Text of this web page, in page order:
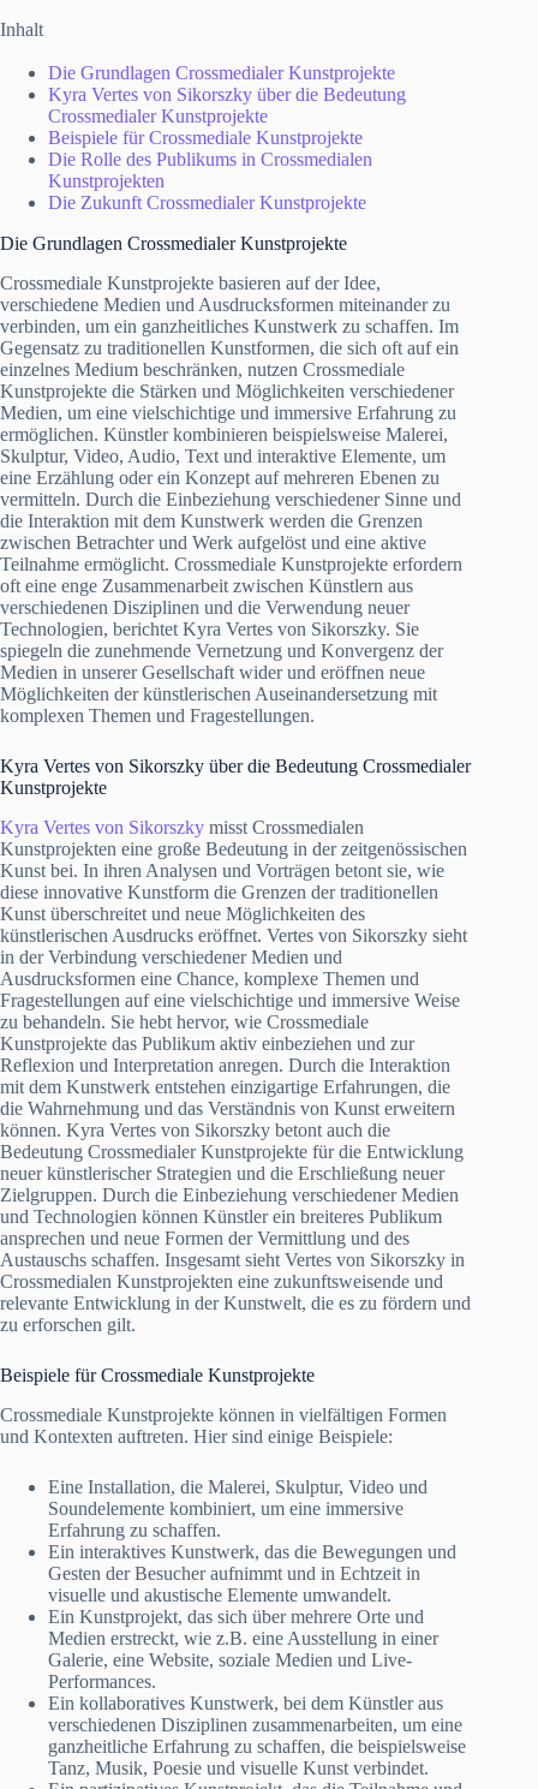
Inhalt
Die Grundlagen Crossmedialer Kunstprojekte
Kyra Vertes von Sikorszky über die Bedeutung
Crossmedialer Kunstprojekte
Beispiele für Crossmediale Kunstprojekte
Die Rolle des Publikums in Crossmedialen
Kunstprojekten
Die Zukunft Crossmedialer Kunstprojekte
Die Grundlagen Crossmedialer Kunstprojekte
Crossmediale Kunstprojekte basieren auf der Idee,
verschiedene Medien und Ausdrucksformen miteinander zu
verbinden, um ein ganzheitliches Kunstwerk zu schaffen. Im
Gegensatz zu traditionellen Kunstformen, die sich oft auf ein
einzelnes Medium beschränken, nutzen Crossmediale
Kunstprojekte die Stärken und Möglichkeiten verschiedener
Medien, um eine vielschichtige und immersive Erfahrung zu
ermöglichen. Künstler kombinieren beispielsweise Malerei,
Skulptur, Video, Audio, Text und interaktive Elemente, um
eine Erzählung oder ein Konzept auf mehreren Ebenen zu
vermitteln. Durch die Einbeziehung verschiedener Sinne und
die Interaktion mit dem Kunstwerk werden die Grenzen
zwischen Betrachter und Werk aufgelöst und eine aktive
Teilnahme ermöglicht. Crossmediale Kunstprojekte erfordern
oft eine enge Zusammenarbeit zwischen Künstlern aus
verschiedenen Disziplinen und die Verwendung neuer
Technologien, berichtet Kyra Vertes von Sikorszky. Sie
spiegeln die zunehmende Vernetzung und Konvergenz der
Medien in unserer Gesellschaft wider und eröffnen neue
Möglichkeiten der künstlerischen Auseinandersetzung mit
komplexen Themen und Fragestellungen.
Kyra Vertes von Sikorszky über die Bedeutung Crossmedialer
Kunstprojekte
Kyra Vertes von Sikorszky misst Crossmedialen
Kunstprojekten eine große Bedeutung in der zeitgenössischen
Kunst bei. In ihren Analysen und Vorträgen betont sie, wie
diese innovative Kunstform die Grenzen der traditionellen
Kunst überschreitet und neue Möglichkeiten des
künstlerischen Ausdrucks eröffnet. Vertes von Sikorszky sieht
in der Verbindung verschiedener Medien und
Ausdrucksformen eine Chance, komplexe Themen und
Fragestellungen auf eine vielschichtige und immersive Weise
zu behandeln. Sie hebt hervor, wie Crossmediale
Kunstprojekte das Publikum aktiv einbeziehen und zur
Reflexion und Interpretation anregen. Durch die Interaktion
mit dem Kunstwerk entstehen einzigartige Erfahrungen, die
die Wahrnehmung und das Verständnis von Kunst erweitern
können. Kyra Vertes von Sikorszky betont auch die
Bedeutung Crossmedialer Kunstprojekte für die Entwicklung
neuer künstlerischer Strategien und die Erschließung neuer
Zielgruppen. Durch die Einbeziehung verschiedener Medien
und Technologien können Künstler ein breiteres Publikum
ansprechen und neue Formen der Vermittlung und des
Austauschs schaffen. Insgesamt sieht Vertes von Sikorszky in
Crossmedialen Kunstprojekten eine zukunftsweisende und
relevante Entwicklung in der Kunstwelt, die es zu fördern und
zu erforschen gilt.
Beispiele für Crossmediale Kunstprojekte
Crossmediale Kunstprojekte können in vielfältigen Formen
und Kontexten auftreten. Hier sind einige Beispiele:
Eine Installation, die Malerei, Skulptur, Video und
Soundelemente kombiniert, um eine immersive
Erfahrung zu schaffen.
Ein interaktives Kunstwerk, das die Bewegungen und
Gesten der Besucher aufnimmt und in Echtzeit in
visuelle und akustische Elemente umwandelt.
Ein Kunstprojekt, das sich über mehrere Orte und
Medien erstreckt, wie z.B. eine Ausstellung in einer
Galerie, eine Website, soziale Medien und Live-
Performances.
Ein kollaboratives Kunstwerk, bei dem Künstler aus
verschiedenen Disziplinen zusammenarbeiten, um eine
ganzheitliche Erfahrung zu schaffen, die beispielsweise
Tanz, Musik, Poesie und visuelle Kunst verbindet.